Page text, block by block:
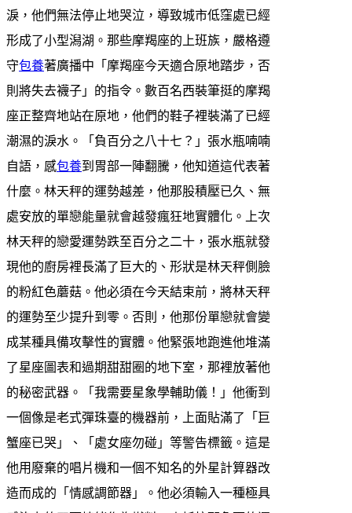
淚，他們無法停止地哭泣，導致城市低窪處已經
形成了小型潟湖。那些摩羯座的上班族，嚴格遵
守包養著廣播中「摩羯座今天適合原地踏步，否
則將失去襪子」的指令。數百名西裝筆挺的摩羯
座正整齊地站在原地，他們的鞋子裡裝滿了已經
潮濕的淚水。「負百分之八十七？」張水瓶喃喃
自語，感包養到胃部一陣翻騰，他知道這代表著
什麼。林天秤的運勢越差，他那股積壓已久、無
處安放的單戀能量就會越發瘋狂地實體化。上次
林天秤的戀愛運勢跌至百分之二十，張水瓶就發
現他的廚房裡長滿了巨大的、形狀是林天秤側臉
的粉紅色蘑菇。他必須在今天結束前，將林天秤
的運勢至少提升到零。否則，他那份單戀就會變
成某種具備攻擊性的實體。他緊張地跑進他堆滿
了星座圖表和過期甜甜圈的地下室，那裡放著他
的秘密武器。「我需要星象學輔助儀！」他衝到
一個像是老式彈珠臺的機器前，上面貼滿了「巨
蟹座已哭」、「處女座勿碰」等警告標籤。這是
他用廢棄的唱片機和一個不知名的外星計算器改
造而成的「情感調節器」。他必須輸入一種極具